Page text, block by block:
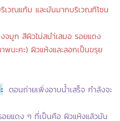
วณแก้ม และมันมากบริเวณทีโซน
จมูก สีผิวไม่สมำ่เสมอ รอยแดง
พนะคะ) ผิวแห้งและลอกเป็นขรุย
ะ ตอนถ่ายเพิ่งอาบน้ำเสร็จ กำลังจะ
อยแดง ๆ ที่เป็นคือ ผิวแห้งแล้วมัน